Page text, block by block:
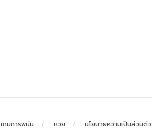
เกมการพนัน หวย นโยบายความเป็นส่วนตัว